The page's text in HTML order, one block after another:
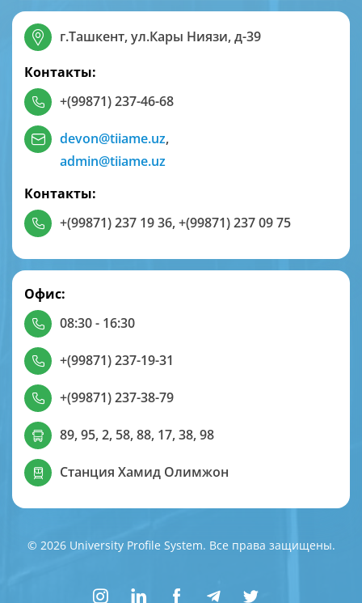
г.Ташкент, ул.Кары Ниязи, д-39
Контакты:
+(99871) 237-46-68
devon@tiiame.uz,
admin@tiiame.uz
Контакты:
+(99871) 237 19 36,+(99871) 237 09 75
Офис:
08:30 - 16:30
+(99871) 237-19-31
+(99871) 237-38-79
89, 95, 2, 58, 88, 17, 38, 98
Станция Хамид Олимжон
© 2026 University Profile System. Все права защищены.